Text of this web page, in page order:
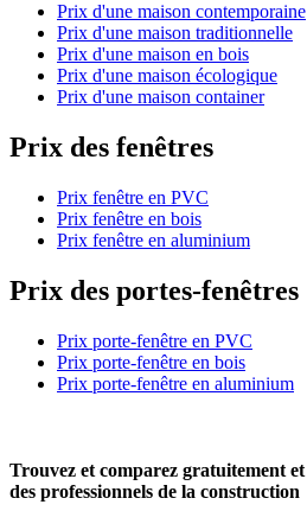
Prix d'une maison contemporaine
Prix d'une maison traditionnelle
Prix d'une maison en bois
Prix d'une maison écologique
Prix d'une maison container
Prix des fenêtres
Prix fenêtre en PVC
Prix fenêtre en bois
Prix fenêtre en aluminium
Prix des portes-fenêtres
Prix porte-fenêtre en PVC
Prix porte-fenêtre en bois
Prix porte-fenêtre en aluminium
Trouvez et comparez gratuitement et
des professionnels de la construction